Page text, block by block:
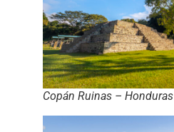
Copán Ruinas – Honduras